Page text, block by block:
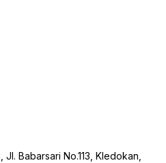
Jl. Babarsari No.113, Kledokan,